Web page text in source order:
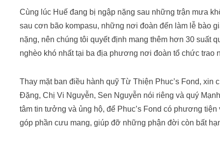
Cùng lúc Huế đang bị ngập nặng sau những trận mưa
sau cơn bão kompasu, những nơi đoàn đến làm lễ bào
nặng, nên chúng tôi quyết định mang thêm hơn 30 suất
nghèo khó nhất tại ba địa phương nơi đoàn tổ chức trao
Thay mặt ban điều hành quỹ Từ Thiện Phuc’s Fond,
Đặng, Chị Vi Nguyễn, Sen Nguyễn nói riêng và quý
tâm tin tưởng và ủng hộ, để Phuc’s Fond có phương
góp phần cưu mang, giúp đỡ những phận đời còn bất